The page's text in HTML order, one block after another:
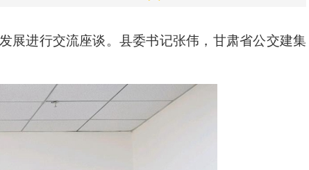
展进行交流座谈。县委书记张伟，甘肃省公交建集